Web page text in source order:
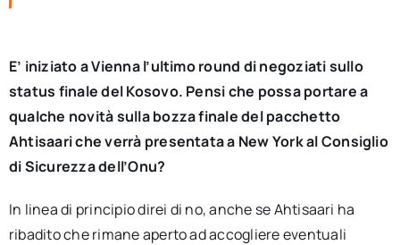
E’ iniziato a Vienna l’ultimo round di negoziati sullo
status finale del Kosovo. Pensi che possa portare a
qualche novità sulla bozza finale del pacchetto
Ahtisaari che verrà presentata a New York al Consiglio
di Sicurezza dell’Onu?
In linea di principio direi di no, anche se Ahtisaari ha
ribadito che rimane aperto ad accogliere eventuali